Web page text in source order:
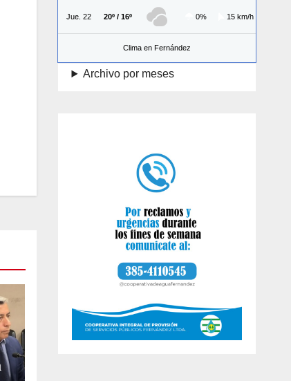
Jue. 22 20º / 16º 0% 15 km/h
Clima en Fernández
Archivo por meses